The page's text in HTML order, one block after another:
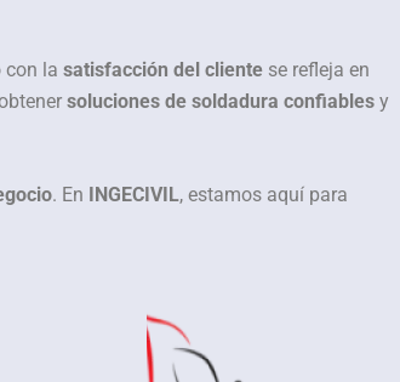
con la satisfacción del cliente se refleja en
soluciones de soldadura confiables y
. En INGECIVIL, estamos aquí para